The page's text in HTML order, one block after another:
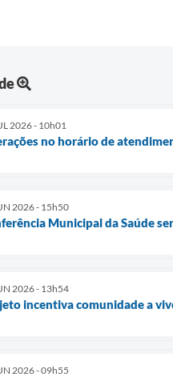
2026 - 10h01
no horário de
2026 - 15h50
Municipal da Saúde
2026 - 13h54
incentiva comunidade a
2026 - 09h55